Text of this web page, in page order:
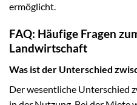
ermöglicht.
FAQ: Häufige Fragen
Landwirtschaft
Was ist der Unterschied
Der wesentliche Unterschied